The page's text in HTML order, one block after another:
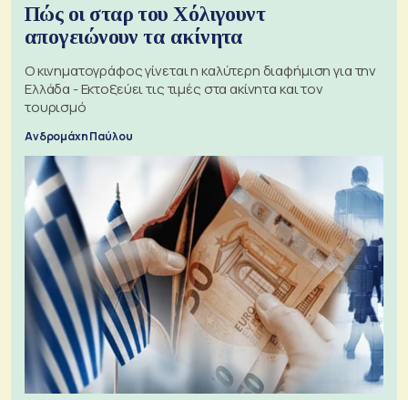
Πώς οι σταρ του Χόλιγουντ
απογειώνουν τα ακίνητα
Ο κινηματογράφος γίνεται η καλύτερη διαφήμιση για την
Ελλάδα - Εκτοξεύει τις τιμές στα ακίνητα και τον
τουρισμό
Ανδρομάχη Παύλου